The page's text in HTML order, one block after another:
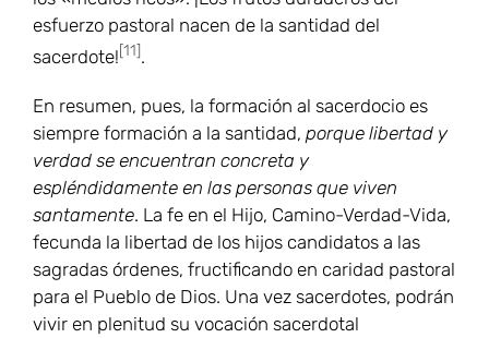
esfuerzo pastoral nacen de la santidad del
sacerdote![11].
En resumen, pues, la formación al sacerdocio es
siempre formación a la santidad, porque libertad y
verdad se encuentran concreta y
espléndidamente en las personas que viven
santamente. La fe en el Hijo, Camino-Verdad-Vida,
fecunda la libertad de los hijos candidatos a las
sagradas órdenes, fructificando en caridad pastoral
para el Pueblo de Dios. Una vez sacerdotes, podrán
vivir en plenitud su vocación sacerdotal